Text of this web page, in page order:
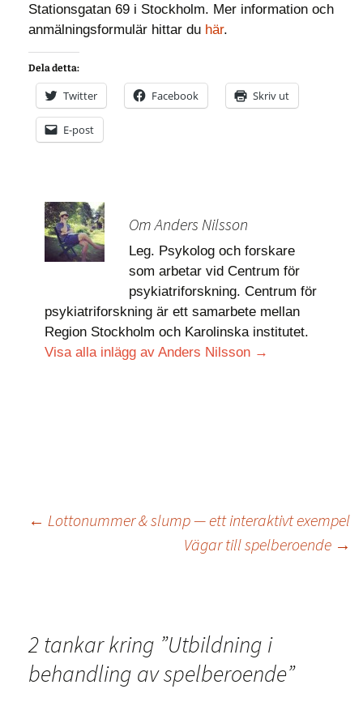
Stationsgatan 69 i Stockholm. Mer information och
anmälningsformulär hittar du här.
Dela detta:
Twitter Facebook Skriv ut
E-post
Om Anders Nilsson
Leg. Psykolog och forskare
som arbetar vid Centrum för
psykiatriforskning. Centrum för
psykiatriforskning är ett samarbete mellan
Region Stockholm och Karolinska institutet.
Visa alla inlägg av Anders Nilsson →
← Lottonummer & slump — ett interaktivt exempel
Vägar till spelberoende →
2 tankar kring ”Utbildning i
behandling av spelberoende”